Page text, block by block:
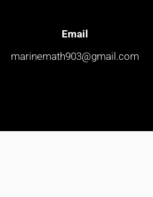
Email
marinemath903@gmail.com